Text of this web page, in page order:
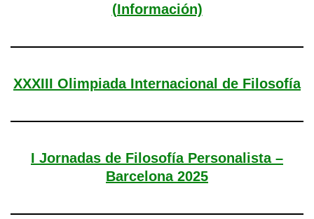
(Información)
XXXIII Olimpiada Internacional de Filosofía
I Jornadas de Filosofía Personalista –
Barcelona 2025